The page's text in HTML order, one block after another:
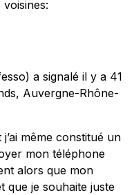
a signalé il y a 41
Auvergne-Rhône-
même constitué un
mon téléphone
alors que mon
que je souhaite juste